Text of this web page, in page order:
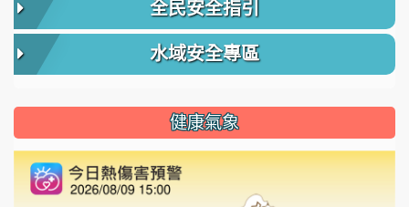
全民安全指引
水域安全專區
健康氣象